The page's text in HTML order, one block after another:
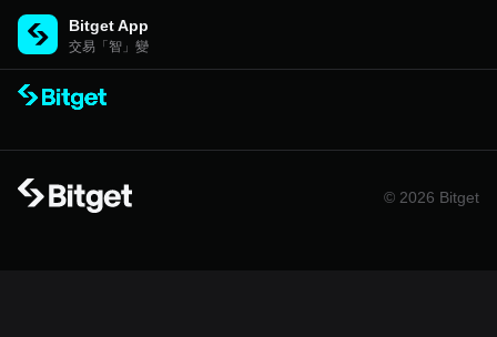
Bitget App
交易「智」變
© 2026 Bitget